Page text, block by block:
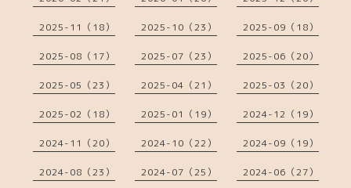
2025-11（18） 2025-10（23） 2025-09（18）
2025-08（17） 2025-07（23） 2025-06（20）
2025-05（23） 2025-04（21） 2025-03（20）
2025-02（18） 2025-01（19） 2024-12（19）
2024-11（20） 2024-10（22） 2024-09（19）
2024-08（23） 2024-07（25） 2024-06（27）